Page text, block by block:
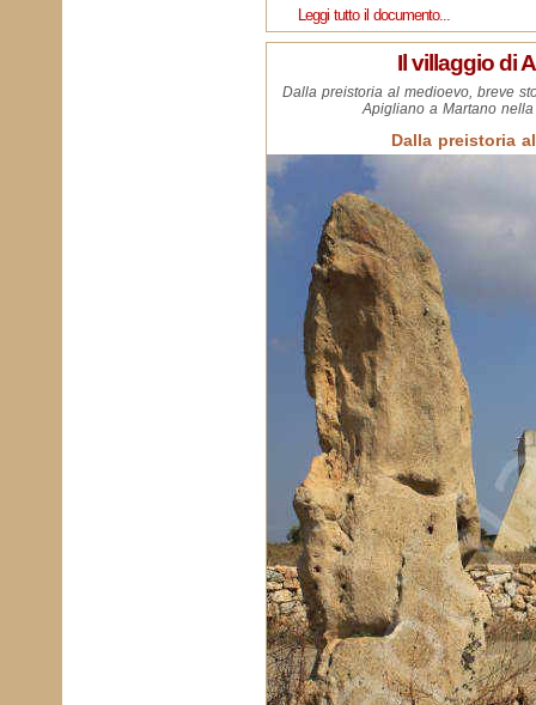
Leggi tutto il documento...
Il villaggio di
Dalla preistoria al medioevo, breve
Apigliano a Martano
Dalla preistoria